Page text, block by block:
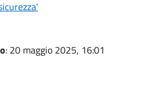
: 20 maggio 2025, 16:01